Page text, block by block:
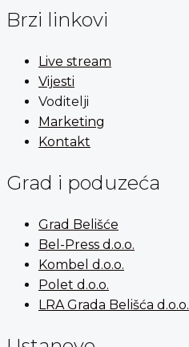
Brzi linkovi
Live stream
Vijesti
Voditelji
Marketing
Kontakt
Grad i poduzeća
Grad Belišće
Bel-Press d.o.o.
Kombel d.o.o.
Polet d.o.o.
LRA Grada Belišća d.o.o.